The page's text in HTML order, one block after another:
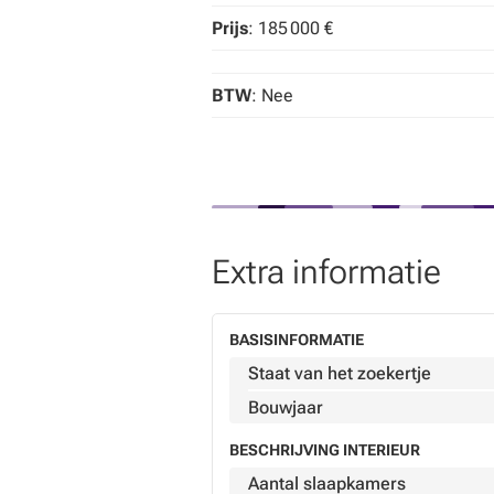
• EPC-label C
• Interessante vraagprijs in
Prijs: 185 000 €
BTW: Nee
Extra informatie
BASISINFORMATIE
Staat van het zoekertje
Bouwjaar
BESCHRIJVING INTERIEUR
Aantal slaapkamers